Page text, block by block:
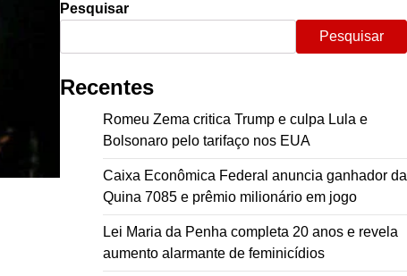
Pesquisar
Pesquisar
Recentes
Romeu Zema critica Trump e culpa Lula e
Bolsonaro pelo tarifaço nos EUA
Caixa Econômica Federal anuncia ganhador da
Quina 7085 e prêmio milionário em jogo
Lei Maria da Penha completa 20 anos e revela
aumento alarmante de feminicídios